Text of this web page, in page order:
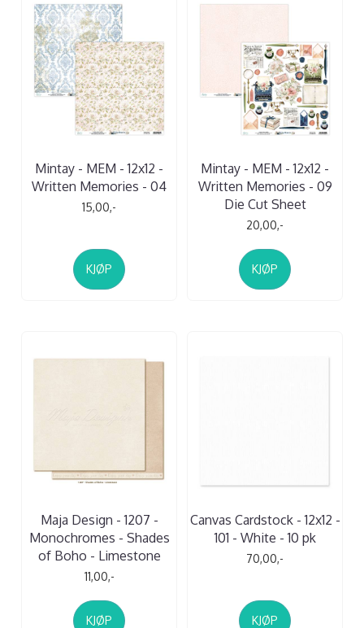
Mintay - MEM - 12x12 -
Written Memories - 04
15,00,-
KJØP
Mintay - MEM - 12x12 -
Written Memories - 09
Die Cut Sheet
20,00,-
KJØP
Maja Design - 1207 -
Monochromes - Shades
of Boho - Limestone
11,00,-
KJØP
Canvas Cardstock - 12x12 -
101 - White - 10 pk
70,00,-
KJØP